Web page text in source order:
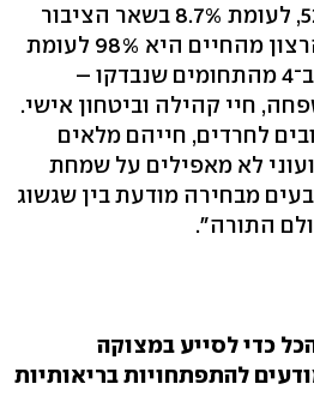
חרדים הוא אמנם 52.6%, לעומת 8.7% בשאר הציבור
היהודי, אבל שביעות הרצון מהחיים היא 98% לעומת
90%. היא גבוהה יותר ב־4 מהתחומים שנבדקו –
חיי קהילה וביטחון אישי.
לחרדים, חייהם מלאים
לא מאפילים על שמחת
מבחירה מודעת בין שגשוג
התורה".
כדי לסייע במצוקה
להתפתחויות בריאותיות